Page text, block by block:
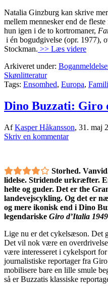
Natalia Ginzburg kan skrive
mellem mennesker end de
hun igen i de to kortromaner,
i én bogudgivelse (opr. 1977),
Stockman. >> Læs videre
Arkiveret under:
Skønlitteratur
Tags: Ensomhed, Europa,
Dino Buzzati: Giro
AfKasper Håkansson, 31. maj
Skriv en kommentar
Storhed.
lidelse. Stridende urkræfter.
helte og guder. Det er the
landevejscykling. Og det er
og mere ikonisk end i Dino
legendariske Giro d’Italia 1949
Lige nu er det cykelsæson. Det
Det vil nok være en
være interesseret i cykelsport
journalistiske reportager fra
mobilisere bare en lille smule
så er Buzzatis klassiske